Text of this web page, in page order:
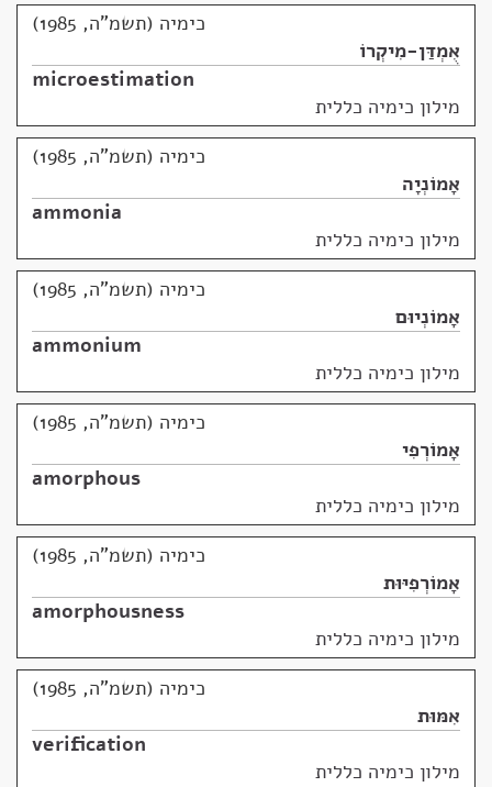
כימיה (תשמ"ה, 1985)
אֻמְדַּן-מִיקְרוֹ
microestimation
מילון כימיה כללית
כימיה (תשמ"ה, 1985)
אָמוֹנְיָה
ammonia
מילון כימיה כללית
כימיה (תשמ"ה, 1985)
אָמוֹנְיוּם
ammonium
מילון כימיה כללית
כימיה (תשמ"ה, 1985)
אָמוֹרְפִי
amorphous
מילון כימיה כללית
כימיה (תשמ"ה, 1985)
אָמוֹרְפִיּוּת
amorphousness
מילון כימיה כללית
כימיה (תשמ"ה, 1985)
אִמּוּת
verification
מילון כימיה כללית